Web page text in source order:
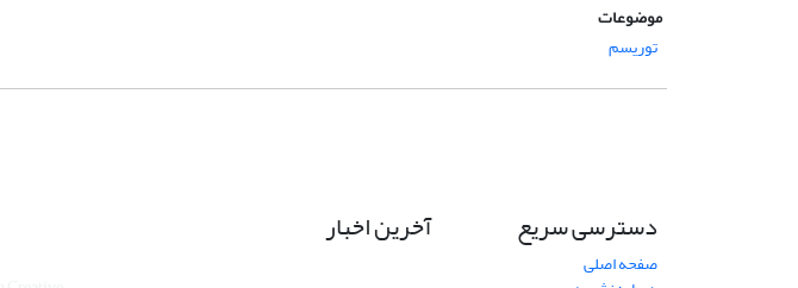
موضوعات
توریسم
دسترسی سریع
صفحه اصلی
آخرین اخبار